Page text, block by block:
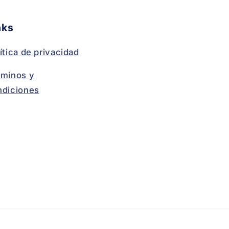
de privacidad
y